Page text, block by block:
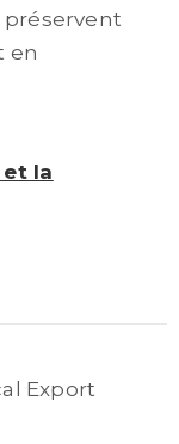
préservent
en
et la
Export